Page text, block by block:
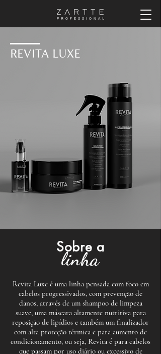
REVITA LUXE
linha
Sobre a
Revita Luxe é uma linha pensada com foco em
cabelos progressivados, com prevenção de
danos, através de um shampoo de limpeza
suave, uma máscara altamente nutritiva para
reposição de lipídios e também um finalizador
com alta proteção térmica e para aumento de
condicionamento, ou seja, Revita é para cabelos
que passam por uso diário ou excessivo de